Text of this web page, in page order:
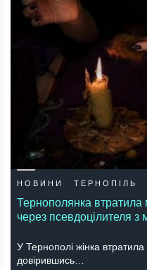
НОВИНИ ТЕРНОПІЛЬ
Тернополянка втратила
через псевдоцілителя з
У Тернополі жінка
довірившись…